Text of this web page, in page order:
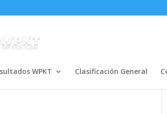
WPKT Clasificación General